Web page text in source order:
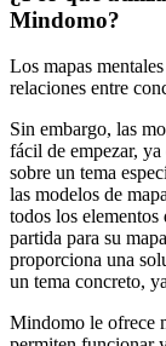
Mindomo?
Los mapas
relaciones entre
Sin embargo, las
fácil de empezar,
sobre un tema
las modelos de
todos los
partida para su
proporciona una
un tema concreto,
Mindomo le ofrece